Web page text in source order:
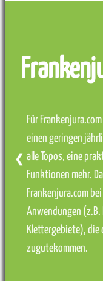
Für
einen geringen
alle Topos, eine
Funktionen mehr.
Frankenjura.com
Anwendungen (z.B.
Klettergebiete), die
zugutekommen.
❮